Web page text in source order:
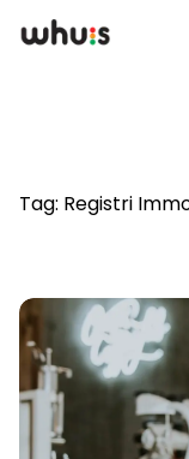
Blog
App
Whuis per lo
Tag: Registri